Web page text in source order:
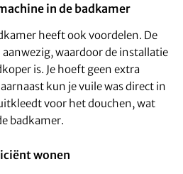
in de badkamer
heeft ook voordelen. De
waardoor de installatie
is. Je hoeft geen extra
kun je vuile was direct in
voor het douchen, wat
badkamer.
wonen